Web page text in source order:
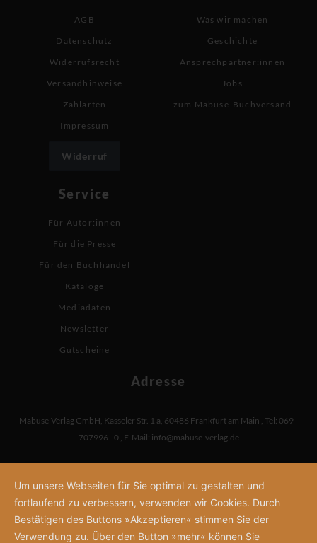
AGB
Datenschutz
Widerrufsrecht
Versandhinweise
Zahlarten
Impressum
Widerruf
Was wir machen
Geschichte
Ansprechpartner:innen
Jobs
zum Mabuse-Buchversand
Service
Für Autor:innen
Für die Presse
Für den Buchhandel
Kataloge
Mediadaten
Newsletter
Gutscheine
Adresse
Mabuse-Verlag GmbH, Kasseler Str. 1 a, 60486 Frankfurt am Main , Tel: 069 -
707996 - 0 , E-Mail: info@mabuse-verlag.de
Um unsere Webseiten für Sie optimal zu gestalten und
fortlaufend zu verbessern, verwenden wir Cookies. Durch
Bestätigen des Buttons »Akzeptieren« stimmen Sie der
Verwendung zu. Über den Button »mehr« können Sie